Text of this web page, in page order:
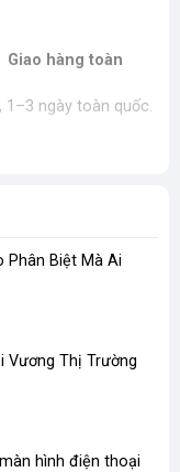
hàng toàn
ngày toàn quốc.
Phân Biệt Mà Ai
Vương Thị Trường
hình điện thoại